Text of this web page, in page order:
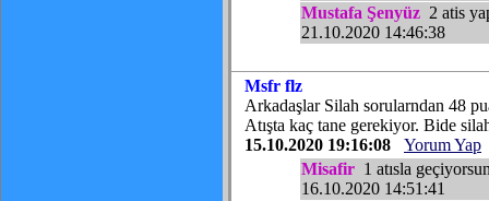
Mustafa Şenyüz 2 atis
21.10.2020 14:46:38
Msfr flz
Arkadaşlar Silah sorularndan 48
Atışta kaç tane gerekiyor. Bide
15.10.2020 19:16:08
Yorum Yap
Misafir 1 atısla
16.10.2020 14:51:41